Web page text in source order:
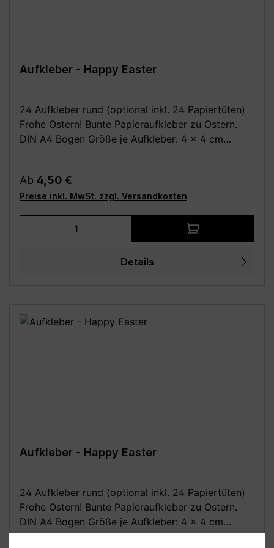
Aufkleber - Happy Easter
24 Aufkleber rund (optional inkl. 24 Papiertüten)
Frohe Ostern! Bunte Papieraufkleber zu Ostern.
DIN A4 Bogen Größe je Aufkleber: 4 x 4 cm
0,5 kg) aus Natron, außen leicht beschichtet Deine
Vorteile: - Kauf direkt vom Hersteller (Made in
Germany) - Einfach und schnell anzubringen
Achtung: Da alle unsere Bilder Fotomontagen sind,
wird das Motiv evtl. nicht in der richtigen Größe
angezeigt! Die Fotomontagen dienen
Regulärer Preis:
Ab 4,50 €
Preise inkl. MwSt. zzgl. Versandkosten
Produkt Anzahl: Gib den
Details
Aufkleber - Happy Easter
24 Aufkleber rund (optional inkl. 24 Papiertüten)
Frohe Ostern! Bunte Papieraufkleber zu Ostern.
DIN A4 Bogen Größe je Aufkleber: 4 x 4 cm
Optional dazu: 24 Stück Papiertüten /